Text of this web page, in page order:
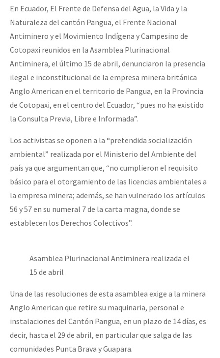
Presos
Mujeres
ETIQUETAS
MULTIMEDIA
Audio
Fotorreportaje
Video
Otras secciones
Semillero Guerra contra la Humanidad. (Las poblaciones y
la naturaleza bajo asedio)
Libros para descargar
Medios Libres
Eventos
[CDMX – 20 julio] Jornadas globales por la libertad de Jesús
“Sonhando a Terra do Bem Virá” se publica no Estado Espanhol
Se o México sabe, que o mundo saiba! Nossas lutas pela
[25 abr – CDMX] Tokín por el CNI: 30 años de Resistencia y
En Ecuador, El Frente de Defensa del Agua, la Vida y la
Naturaleza del cantón Pangua, el Frente Nacional
Antiminero y el Movimiento Indígena y Campesino de
Cotopaxi reunidos en la Asamblea Plurinacional
Antiminera, el último 15 de abril, denunciaron la presencia
ilegal e inconstitucional de la empresa minera británica
Anglo American en el territorio de Pangua, en la Provincia
de Cotopaxi, en el centro del Ecuador, “pues no ha existido
la Consulta Previa, Libre e Informada”.
Los activistas se oponen a la “pretendida socialización
ambiental” realizada por el Ministerio del Ambiente del
país ya que argumentan que, “no cumplieron el requisito
básico para el otorgamiento de las licencias ambientales a
la empresa minera; además, se han vulnerado los artículos
56 y 57 en su numeral 7 de la carta magna, donde se
establecen los Derechos Colectivos”.
Asamblea Plurinacional Antiminera realizada el
15 de abril
Una de las resoluciones de esta asamblea exige a la minera
Anglo American que retire su maquinaria, personal e
instalaciones del Cantón Pangua, en un plazo de 14 días, es
decir, hasta el 29 de abril, en particular que salga de las
comunidades Punta Brava y Guapara.